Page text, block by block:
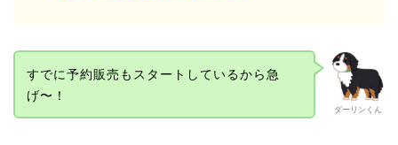
ダーリンくん
すでに予約販売もスタートしているから急
げ〜！